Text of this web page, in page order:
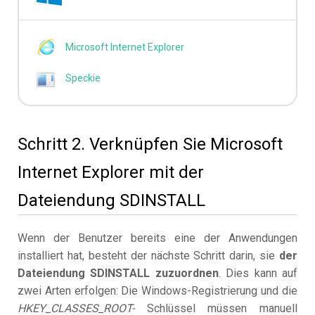
Microsoft Internet Explorer
Speckie
Schritt 2. Verknüpfen Sie Microsoft
Internet Explorer mit der
Dateiendung SDINSTALL
Wenn der Benutzer bereits eine der Anwendungen
installiert hat, besteht der nächste Schritt darin, sie der
Dateiendung SDINSTALL zuzuordnen. Dies kann auf
zwei Arten erfolgen: Die Windows-Registrierung und die
HKEY_CLASSES_ROOT-Schlüssel müssen manuell